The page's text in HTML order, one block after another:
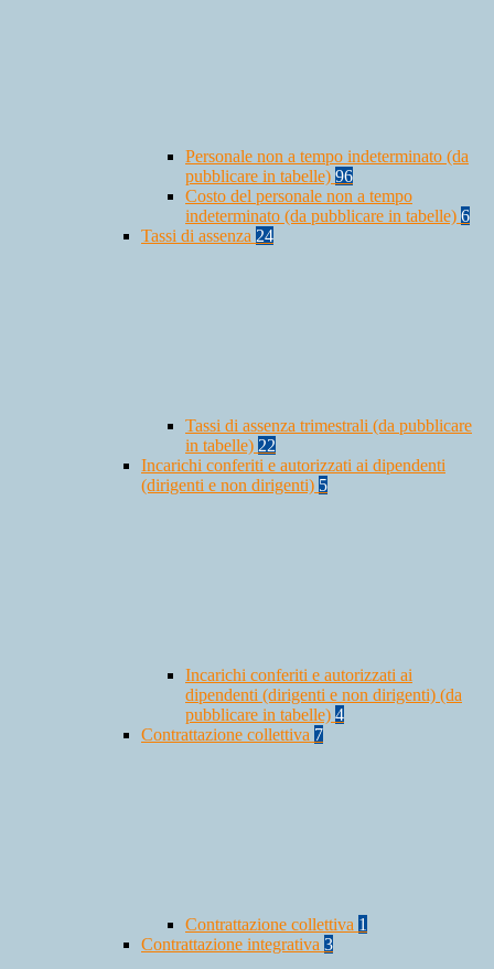
Personale non a tempo indeterminato (da
pubblicare in tabelle) 96
Costo del personale non a tempo
indeterminato (da pubblicare in tabelle) 6
Tassi di assenza 24
Tassi di assenza trimestrali (da pubblicare
in tabelle) 22
Incarichi conferiti e autorizzati ai dipendenti
(dirigenti e non dirigenti) 5
Incarichi conferiti e autorizzati ai
dipendenti (dirigenti e non dirigenti) (da
pubblicare in tabelle) 4
Contrattazione collettiva 7
Contrattazione collettiva 1
Contrattazione integrativa 3